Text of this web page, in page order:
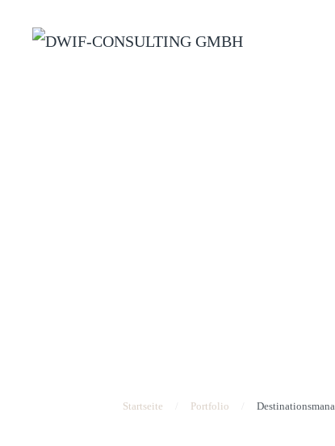
Zum Hauptinhalt springen
Startseite Portfolio